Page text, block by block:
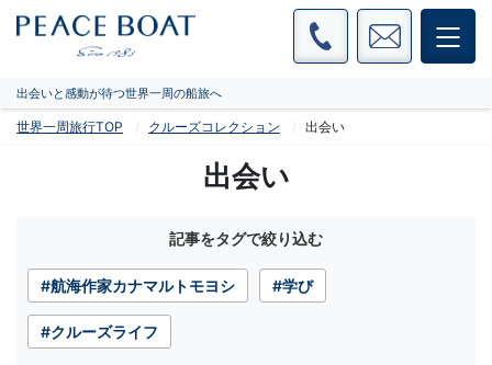
出会いと感動が待つ世界一周の船旅へ
世界一周旅行TOP クルーズコレクション 出会い
出会い
記事をタグで絞り込む
#航海作家カナマルトモヨシ #学び
#クルーズライフ